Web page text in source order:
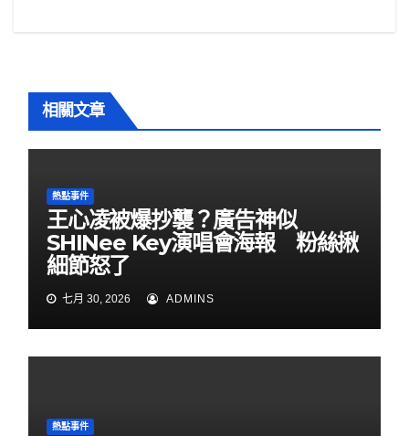
相關文章
熱點事件
王心凌被爆抄襲？廣告神似
SHINee Key演唱會海報 粉絲揪
細節怒了
七月 30, 2026 ADMINS
熱點事件